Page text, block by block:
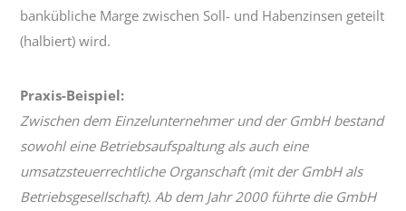
bankübliche Marge zwischen Soll- und Habenzinsen geteilt
(halbiert) wird.
Praxis-Beispiel:
Zwischen dem Einzelunternehmer und der GmbH bestand
sowohl eine Betriebsaufspaltung als auch eine
umsatzsteuerrechtliche Organschaft (mit der GmbH als
Betriebsgesellschaft). Ab dem Jahr 2000 führte die GmbH